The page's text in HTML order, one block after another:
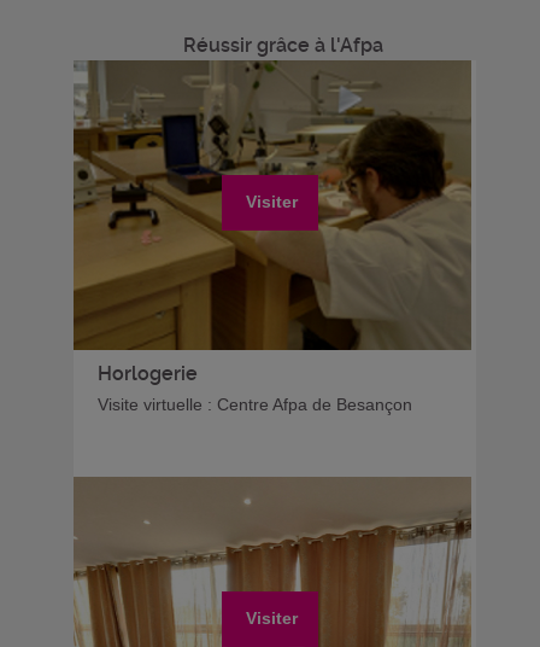
Réussir grâce à l'Afpa
Visiter
Horlogerie
Visite virtuelle : Centre Afpa de Besançon
Visiter